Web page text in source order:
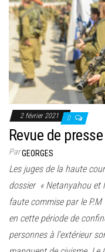
2 février 2021 0
Revue de
ParGEORGES
Les juges de la haute
dossier « Netanyahou et
faute commise par le
en cette période de
personnes à l’extérieur